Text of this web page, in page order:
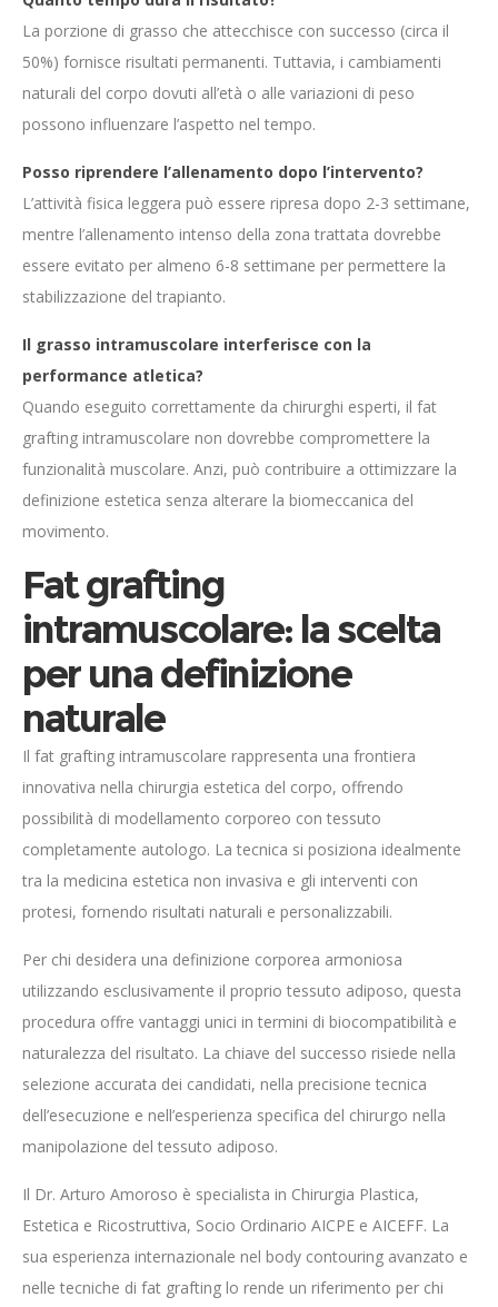
La porzione di grasso che attecchisce con successo (circa il
50%) fornisce risultati permanenti. Tuttavia, i cambiamenti
naturali del corpo dovuti all’età o alle variazioni di peso
possono influenzare l’aspetto nel tempo.
Posso riprendere l’allenamento dopo l’intervento?
L’attività fisica leggera può essere ripresa dopo 2-3 settimane,
mentre l’allenamento intenso della zona trattata dovrebbe
essere evitato per almeno 6-8 settimane per permettere la
stabilizzazione del trapianto.
Il grasso intramuscolare interferisce con la
performance atletica?
Quando eseguito correttamente da chirurghi esperti, il fat
grafting intramuscolare non dovrebbe compromettere la
funzionalità muscolare. Anzi, può contribuire a ottimizzare la
definizione estetica senza alterare la biomeccanica del
movimento.
Fat grafting
intramuscolare: la scelta
per una definizione
naturale
Il fat grafting intramuscolare rappresenta una frontiera
innovativa nella chirurgia estetica del corpo, offrendo
possibilità di modellamento corporeo con tessuto
completamente autologo. La tecnica si posiziona idealmente
tra la medicina estetica non invasiva e gli interventi con
protesi, fornendo risultati naturali e personalizzabili.
Per chi desidera una definizione corporea armoniosa
utilizzando esclusivamente il proprio tessuto adiposo, questa
procedura offre vantaggi unici in termini di biocompatibilità e
naturalezza del risultato. La chiave del successo risiede nella
selezione accurata dei candidati, nella precisione tecnica
dell’esecuzione e nell’esperienza specifica del chirurgo nella
manipolazione del tessuto adiposo.
Il Dr. Arturo Amoroso è specialista in Chirurgia Plastica,
Estetica e Ricostruttiva, Socio Ordinario AICPE e AICEFF. La
sua esperienza internazionale nel body contouring avanzato e
nelle tecniche di fat grafting lo rende un riferimento per chi